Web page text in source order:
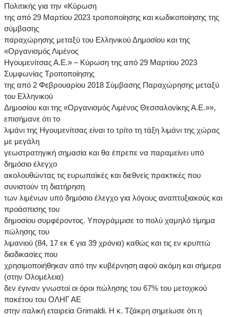
Πολιτικής για την «Κύρωση
της από 29 Μαρτίου 2023 τροποποίησης και κωδικοποίησης της
σύμβασης
παραχώρησης μεταξύ του Ελληνικού Δημοσίου και της
«Οργανισμός Λιμένος
Ηγουμενίτσας Α.Ε.» – Κύρωση της από 29 Μαρτίου 2023
Συμφωνίας Τροποποίησης
της από 2 Φεβρουαρίου 2018 Σύμβασης Παραχώρησης μεταξύ
του Ελληνικού
Δημοσίου και της «Οργανισμός Λιμένος Θεσσαλονίκης Α.Ε.»»,
επισήμανε ότι το
λιμάνι της Ηγουμενίτσας είναι το τρίτο τη τάξη λιμάνι της χώρας
με μεγάλη
γεωστρατηγική σημασία και θα έπρεπε να παραμείνει υπό
δημόσιο έλεγχο
ακολουθώντας τις ευρωπαϊκές και διεθνείς πρακτικές που
συνιστούν τη διατήρηση
των λιμένων υπό δημόσιο έλεγχο για λόγους αναπτυξιακούς και
προάσπισης του
δημοσίου συμφέροντος. Υπογράμμισε το πολύ χαμηλό τίμημα
πώλησης του
λιμανιού (84, 17 εκ € για 39 χρόνια) καθώς και τις εν κρυπτώ
διαδικασίες που
χρησιμοποιήθηκαν από την κυβέρνηση αφού ακόμη και σήμερα
(στην Ολομέλεια)
δεν έγιναν γνωστοί οι όροι πώλησης του 67% του μετοχικού
πακέτου του ΟΛΗΓ ΑΕ
στην ιταλική εταιρεία Grimaldi. Η κ. Τζάκρη σημείωσε ότι η